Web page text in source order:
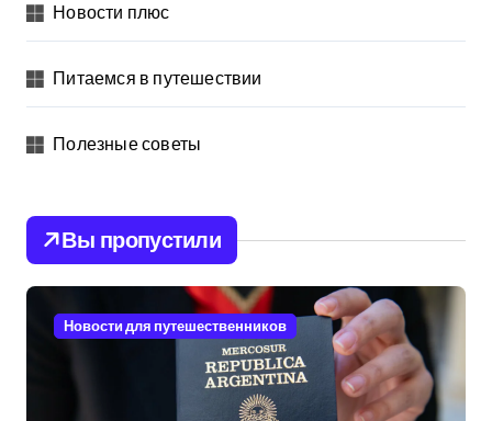
Новости плюс
Питаемся в путешествии
Полезные советы
Вы пропустили
Новости для путешественников